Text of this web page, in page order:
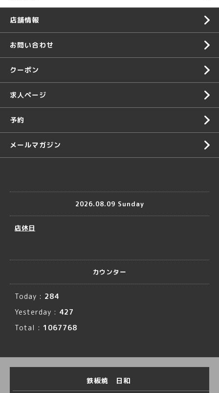
店舗情報
お問い合わせ
クーポン
求人ページ
予約
メールマガジン
2026.08.09 Sunday
店休日
カウンター
Today : 284
Yesterday : 427
Total : 1067768
鉄板焼 日和